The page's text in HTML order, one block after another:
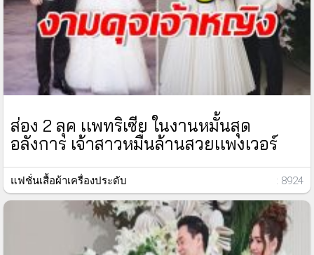
ส่อง 2 ลุค เเพทริเซีย ในงานหมั้นสุด
อลังการ เจ้าสาวหมื่นล้านสวยเเพงเวอร์
แฟชั่นเสื้อผ้าเครื่องประดับ : 8924